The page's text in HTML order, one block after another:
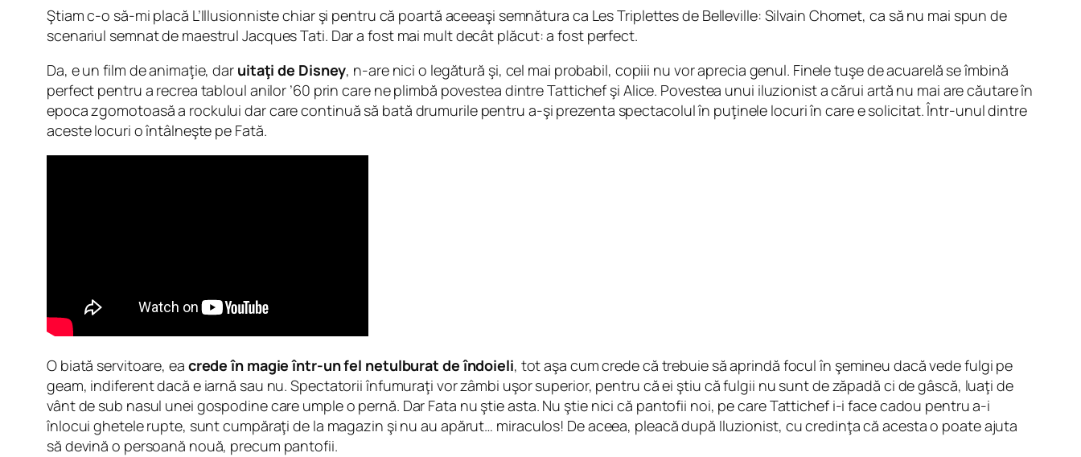
Ştiam c-o să-mi placă L’Illusionniste chiar şi pentru că poartă aceeaşi semnătura ca Les Triplettes de Belleville: Silvain Chomet, ca să nu mai spun de
scenariul semnat de maestrul Jacques Tati. Dar a fost mai mult decât plăcut: a fost perfect.
Da, e un film de animaţie, dar uitaţi de Disney, n-are nici o legătură şi, cel mai probabil, copiii nu vor aprecia genul. Finele tuşe de acuarelă se îmbină
perfect pentru a recrea tabloul anilor ’60 prin care ne plimbă povestea dintre Tattichef şi Alice. Povestea unui iluzionist a cărui artă nu mai are căutare în
epoca zgomotoasă a rockului dar care continuă să bată drumurile pentru a-şi prezenta spectacolul în puţinele locuri în care e solicitat. Într-unul dintre
aceste locuri o întâlneşte pe Fată.
O biată servitoare, ea crede în magie într-un fel netulburat de îndoieli, tot aşa cum crede că trebuie să aprindă focul în şemineu dacă vede fulgi pe
geam, indiferent dacă e iarnă sau nu. Spectatorii înfumuraţi vor zâmbi uşor superior, pentru că ei ştiu că fulgii nu sunt de zăpadă ci de gâscă, luaţi de
vânt de sub nasul unei gospodine care umple o pernă. Dar Fata nu ştie asta. Nu ştie nici că pantofii noi, pe care Tattichef i-i face cadou pentru a-i
înlocui ghetele rupte, sunt cumpăraţi de la magazin şi nu au apărut… miraculos! De aceea, pleacă după Iluzionist, cu credinţa că acesta o poate ajuta
să devină o persoană nouă, precum pantofii.